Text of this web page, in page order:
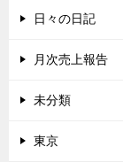
日々の日記
月次売上報告
未分類
東京